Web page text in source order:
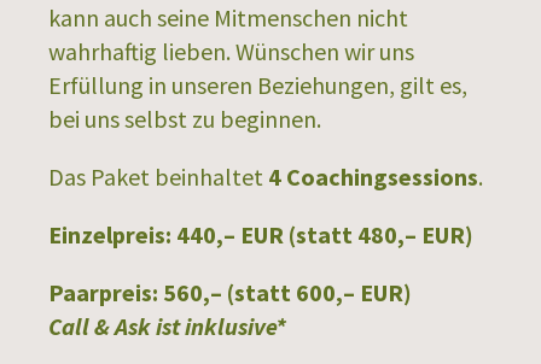
kann auch seine Mitmenschen nicht
wahrhaftig lieben. Wünschen wir uns
Erfüllung in unseren Beziehungen, gilt es,
bei uns selbst zu beginnen.
Das Paket beinhaltet 4 Coachingsessions.
Einzelpreis: 440,– EUR (statt 480,– EUR)
Paarpreis: 560,– (statt 600,– EUR)
Call & Ask ist inklusive*